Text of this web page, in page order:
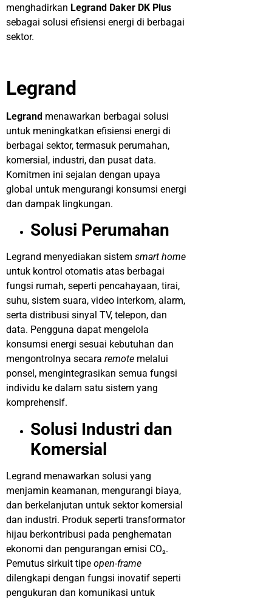
menghadirkan Legrand Daker DK Plus
sebagai solusi efisiensi energi di berbagai
sektor.
Legrand
Legrand menawarkan berbagai solusi
untuk meningkatkan efisiensi energi di
berbagai sektor, termasuk perumahan,
komersial, industri, dan pusat data.
Komitmen ini sejalan dengan upaya
global untuk mengurangi konsumsi energi
dan dampak lingkungan.
Solusi Perumahan
Legrand menyediakan sistem smart home
untuk kontrol otomatis atas berbagai
fungsi rumah, seperti pencahayaan, tirai,
suhu, sistem suara, video interkom, alarm,
serta distribusi sinyal TV, telepon, dan
data. Pengguna dapat mengelola
konsumsi energi sesuai kebutuhan dan
mengontrolnya secara remote melalui
ponsel, mengintegrasikan semua fungsi
individu ke dalam satu sistem yang
komprehensif.
Solusi Industri dan
Komersial
Legrand menawarkan solusi yang
menjamin keamanan, mengurangi biaya,
dan berkelanjutan untuk sektor komersial
dan industri. Produk seperti transformator
hijau berkontribusi pada penghematan
ekonomi dan pengurangan emisi CO₂.
Pemutus sirkuit tipe open-frame
dilengkapi dengan fungsi inovatif seperti
pengukuran dan komunikasi untuk